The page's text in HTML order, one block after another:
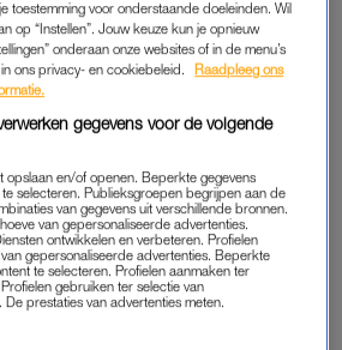
bevestigt dat de band meer dan
er volgens haar geen sprake van een
broertje”, laat ze aanRTL Boulevard
veel liefde voor Dré” te hebben.
is gewoon dus niet waar.”
het stil vanuit Hazes: de zanger is
toestemming voor onderstaande doeleinden. Wil
op “Instellen”. Jouw keuze kun je opnieuw
onderaan onze websites of in de menu’s
ons privacy- en cookiebeleid.
Raadpleeg ons
gegevens voor de volgende
opslaan en/of openen. Beperkte gegevens
selecteren. Publieksgroepen begrijpen aan de
van gegevens uit verschillende bronnen.
van gepersonaliseerde advertenties.
ontwikkelen en verbeteren. Profielen
gepersonaliseerde advertenties. Beperkte
te selecteren. Profielen aanmaken ter
gebruiken ter selectie van
prestaties van advertenties meten.